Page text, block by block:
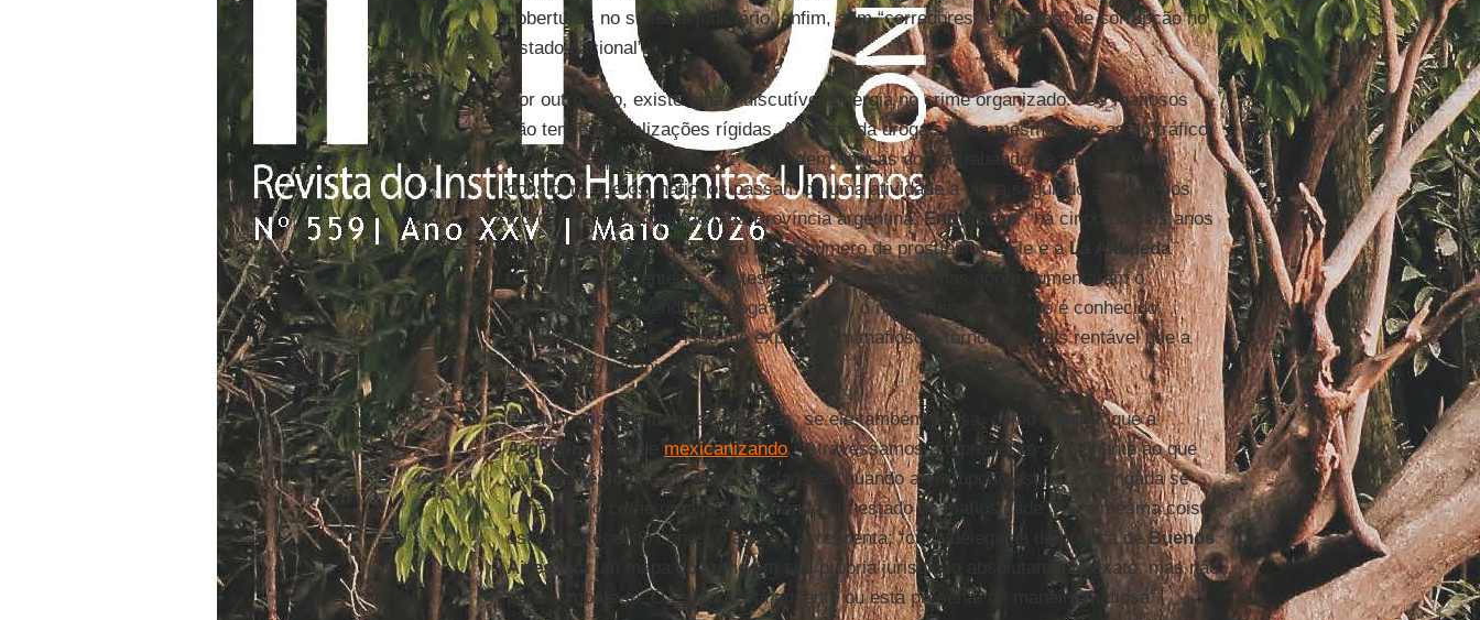
coberturas no sistema judiciário, enfim, sem “corredores” e “nichos” de corrupção no
Estado nacional”.
Por outro lado, existe uma indiscutível sinergia no crime organizado. “Os mafiosos
não tem especializações rígidas. As rotas da droga são as mesmas que as do tráfico
de órgãos, que, por sua vez, coincidem com as do contrabando de armas”.
Vera
considera que os mafiosos passam de uma atividade a outra seguindo a lógica dos
lucros. Dá o exemplo de uma Província argentina,Entre Ríos: “há cinco ou seis anos
era uma das que registrava o maior número de prostíbulos”. Ele e aLa Alameda
fizeram fechar centenas destes estabelecimentos, “mas agora aumentaram o
narcotráfico e a venda da droga no varejo, o narcomenudeo, como é conhecido
localmente, porque – isso me explicou um mafioso – tornou-se mais rentável que a
prostituição organizada”.
Perguntamos, sem meias palavras, se ele também pensa, como o Papa, que a
Argentinaestá se mexicanizando. “Atravessamos um processo semelhante ao que
viveu o Méxicohá 10 anos”, esclarece, “quando a corrupção estatal prolongada se
junta com o crime organizado, criando um estado de mafiosidade”. “E a mesma coisa
está acontecendo conosco agora”, acrescenta; “cada delegacia de politica de Buenos
Airestem um mapa do crime em sua própria jurisdição absolutamente exato, mas não
para combatê-lo. O Estado está ausente ou está presente de maneira mafiosa”.